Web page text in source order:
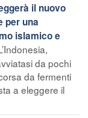
il nuovo
per una
islamico e
da pochi
da fermenti
a eleggere il